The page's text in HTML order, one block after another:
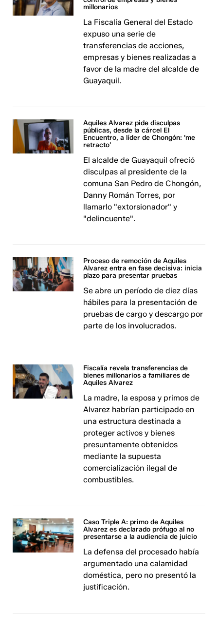
millonarios
La Fiscalía General del Estado
expuso una serie de
transferencias de acciones,
empresas y bienes realizadas a
favor de la madre del alcalde de
Guayaquil.
Aquiles Alvarez pide disculpas
públicas, desde la cárcel El
Encuentro, a líder de Chongón: 'me
retracto'
El alcalde de Guayaquil ofreció
disculpas al presidente de la
comuna San Pedro de Chongón,
Danny Román Torres, por
llamarlo "extorsionador" y
"delincuente".
Proceso de remoción de Aquiles
Alvarez entra en fase decisiva: inicia
plazo para presentar pruebas
Se abre un período de diez días
hábiles para la presentación de
pruebas de cargo y descargo por
parte de los involucrados.
Fiscalía revela transferencias de
bienes millonarios a familiares de
Aquiles Alvarez
La madre, la esposa y primos de
Alvarez habrían participado en
una estructura destinada a
proteger activos y bienes
presuntamente obtenidos
mediante la supuesta
comercialización ilegal de
combustibles.
Caso Triple A: primo de Aquiles
Alvarez es declarado prófugo al no
presentarse a la audiencia de juicio
La defensa del procesado había
argumentado una calamidad
doméstica, pero no presentó la
justificación.